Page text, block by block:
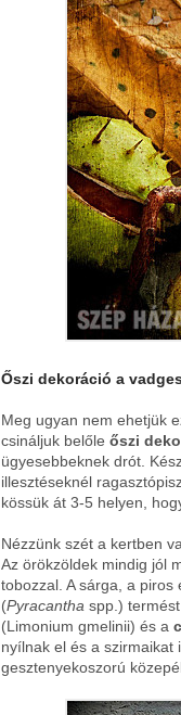
Őszi dekoráció a
Meg ugyan nem ehetjük
csináljuk belőle őszi
ügyesebbeknek drót.
illesztéseknél
kössük át 3-5 helyen,
Nézzünk szét a kertben
Az örökzöldek mindig jól
tobozzal. A sárga, a piros
(Pyracantha spp.)
(Limonium gmelinii) és a
nyílnak el és a szirmaikat
gesztenyekoszorú